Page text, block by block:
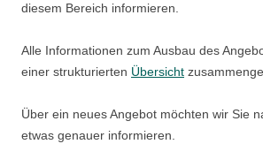
diesem Bereich informieren.
Alle Informationen zum Ausbau des
einer strukturierten Übersicht
Über ein neues Angebot möchten wir Sie
etwas genauer informieren.